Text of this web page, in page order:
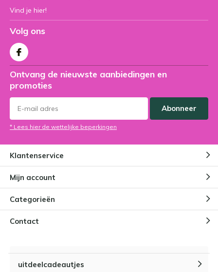
Vind je hier!
Volg ons
Ontvang de nieuwste aanbiedingen en
promoties
Abonneer
* Lees hier de wettelijke beperkingen
Klantenservice
Mijn account
Categorieën
Contact
uitdeelcadeautjes